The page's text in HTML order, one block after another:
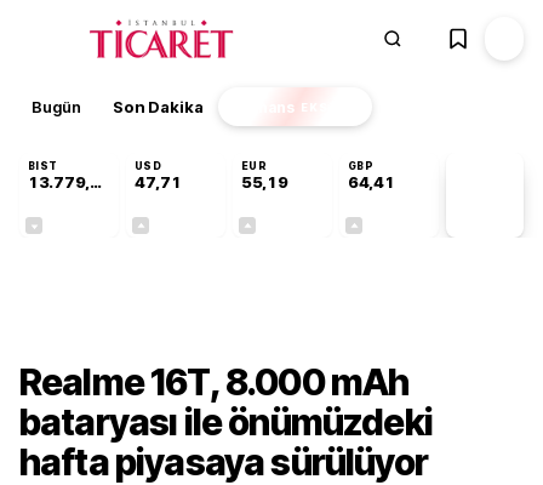
Bugün Son Dakika Finans EKSTRA
BIST
13.779,39
USD
47,71
EUR
55,19
GBP
64,41
Realme 16T, 8.000 mAh
bataryası ile önümüzdeki
hafta piyasaya sürülüyor